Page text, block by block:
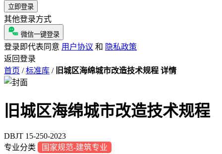
立即登录
其他登录方式
微信一键登录
登录即代表同意 用户协议 和 隐私政策
返回登录
首页 / 标准库 / 旧城区海绵城市改造技术规程 详情
旧城区海绵城市改造技术规程
DBJT 15-250-2023
专业分类
国家规范-建筑专业